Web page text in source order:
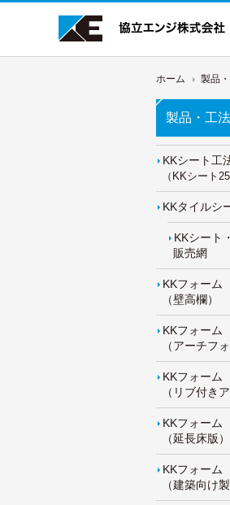
ホーム 製品
製品・工法
KKシート工
（KKシート
KKタイルシ
KKシート
販売網
KKフォーム
（壁高欄）
KKフォーム
（アーチフ
KKフォーム
（リブ付き
KKフォーム
（延長床版）
KKフォーム
（建築向け製